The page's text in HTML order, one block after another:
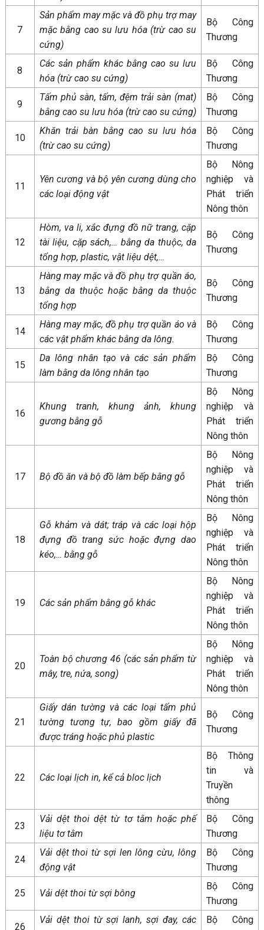
7
Sản phẩm may mặc và đồ phụ trợ may
mặc bằng cao su lưu hóa (trừ cao su
cứng)
Bộ Công
Thương
8
Các sản phẩm khác bằng cao su lưu
hóa (trừ cao su cứng)
Bộ Công
Thương
9
Tấm phủ sàn, tấm, đệm trải sàn (mat)
bằng cao su lưu hóa (trừ cao su cứng)
Bộ Công
Thương
10
Khăn trải bàn bằng cao su lưu hóa
(trừ cao su cứng)
Bộ Công
Thương
11
Yên cương và bộ yên cương dùng cho
các loại động vật
Bộ Nông
nghiệp và
Phát triển
Nông thôn
12
Hòm, va li, xắc đựng đồ nữ trang, cặp
tài liệu, cặp sách,… bằng da thuộc, da
tổng hợp, plastic, vật liệu dệt,…
Bộ Công
Thương
13
Hàng may mặc và đồ phụ trợ quần áo,
bằng da thuộc hoặc bằng da thuộc
tổng hợp
Bộ Công
Thương
14
Hàng may mặc, đồ phụ trợ quần áo và
các vật phẩm khác bằng da lông.
Bộ Công
Thương
15
Da lông nhân tạo và các sản phẩm
làm bằng da lông nhân tạo
Bộ Công
Thương
16
Khung tranh, khung ảnh, khung
gương bằng gỗ
Bộ Nông
nghiệp và
Phát triển
Nông thôn
17 Bộ đồ ăn và bộ đồ làm bếp bằng gỗ
Bộ Nông
nghiệp và
Phát triển
Nông thôn
18
Gỗ khảm và dát; tráp và các loại hộp
đựng đồ trang sức hoặc đựng dao
kéo,… bằng gỗ
Bộ Nông
nghiệp và
Phát triển
Nông thôn
19 Các sản phẩm bằng gỗ khác
Bộ Nông
nghiệp và
Phát triển
Nông thôn
20
Toàn bộ chương 46 (các sản phẩm từ
mây, tre, nứa, song)
Bộ Nông
nghiệp và
Phát triển
Nông thôn
21
Giấy dán tường và các loại tấm phủ
tường tương tự, bao gồm giấy đã
được tráng hoặc phủ plastic
Bộ Công
Thương
22 Các loại lịch in, kể cả bloc lịch
Bộ Thông
tin và
Truyền
thông
23
Vải dệt thoi dệt từ tơ tằm hoặc phế
liệu tơ tằm
Bộ Công
Thương
24
Vải dệt thoi từ sợi len lông cừu, lông
động vật
Bộ Công
Thương
25 Vải dệt thoi từ sợi bông
Bộ Công
Thương
26
Vải dệt thoi từ sợi lanh, sợi đay, các
Bộ Công